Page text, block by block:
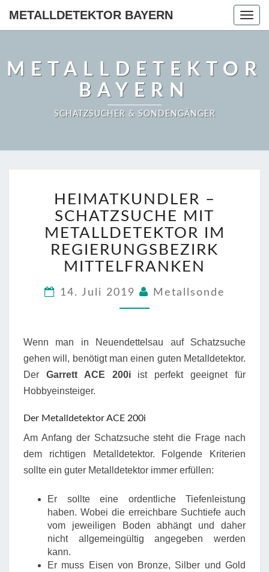
METALLDETEKTOR BAYERN
METALLDETEKTOR
BAYERN
SCHATZSUCHER & SONDENGÄNGER
SCHATZSUCHE
MIT
METALLDETEKTOR
IM
REGIERUNGSBEZIRK
HEIMATKUNDLER –
SCHATZSUCHE MIT
METALLDETEKTOR IM
REGIERUNGSBEZIRK
MITTELFRANKEN
14. Juli 2019 Metallsonde
Wenn man in Neuendettelsau auf Schatzsuche
gehen will, benötigt man einen guten Metalldetektor.
Der Garrett ACE 200iist perfekt geeignet für
Hobbyeinsteiger.
Der Metalldetektor ACE 200i
Am Anfang der Schatzsuche steht die Frage nach
dem richtigen Metalldetektor. Folgende Kriterien
sollte ein guter Metalldetektor immer erfüllen:
Er sollte eine ordentliche Tiefenleistung
haben. Wobei die erreichbare Suchtiefe auch
vom jeweiligen Boden abhängt und daher
nicht allgemeingültig angegeben werden
kann.
Er muss Eisen von Bronze, Silber und Gold